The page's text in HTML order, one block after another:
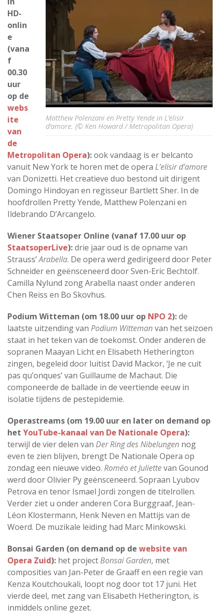
Matthew Polenzani en Pretty Yende in L’elisir
d’amore. (© Ken Howard / Metropolitan Opera)
HD-
onlin
e
(vana
f
00.30
uur
op de
webs
ite
van
de
Metropolitan Opera):ook vandaag is er belcanto
vanuit New York te horen met de opera L’elisir d’amore
van Donizetti. Het creatieve duo bestond uit dirigent
Domingo Hindoyan en regisseur Bartlett Sher. In de
hoofdrollen Pretty Yende, Matthew Polenzani en
Ildebrando D’Arcangelo.
Wiener Staatsoper Online (vanaf 17.00 uur op
StaatsoperLive):drie jaar oud is de opname van
Strauss’Arabella. De opera werd gedirigeerd door Peter
Schneider en geënsceneerd door Sven-Eric Bechtolf.
Camilla Nylund zong Arabella naast onder anderen
Chen Reiss en Bo Skovhus.
Podium Witteman (om 18.00 uur op NPO 2):de
laatste uitzending van Podium Wittemanvan het seizoen
staat in het teken van de toekomst. Onder anderen de
sopranen Maayan Licht en Elisabeth Hetherington
zingen, begeleid door luitist David Mackor, ‘Je ne cuit
pas qu’onques’ van Guillaume de Machaut. Die
componeerde de ballade in de veertiende eeuw in
isolatie tijdens de pestepidemie.
Operastreams (om 19.00 uur en later on demand op
het YouTube-kanaal van De Nationale Opera):
terwijl de vier delen van Der Ring des Nibelungen nog
even te zien blijven, brengt De Nationale Opera op
zondag een nieuwe video. Roméo et Juliettevan Gounod
werd door Olivier Py geënsceneerd. Sopraan Lyubov
Petrova en tenor Ismael Jordi zongen de titelrollen.
Verder ziet u onder anderen Cora Burggraaf, Jean-
Léon Klostermann, Henk Neven en Mattijs van de
Woerd. De muzikale leiding had Marc Minkowski.
Bonsai Garden (on demand op de website van
Opera Zuid): het projectBonsai Garden, met
composities van Jan-Peter de Graaff en een regie van
Kenza Koutchoukali, loopt nog door tot 17 juni. Het
vierde deel, met zang van Elisabeth Hetherington, is
inmiddels online gezet.